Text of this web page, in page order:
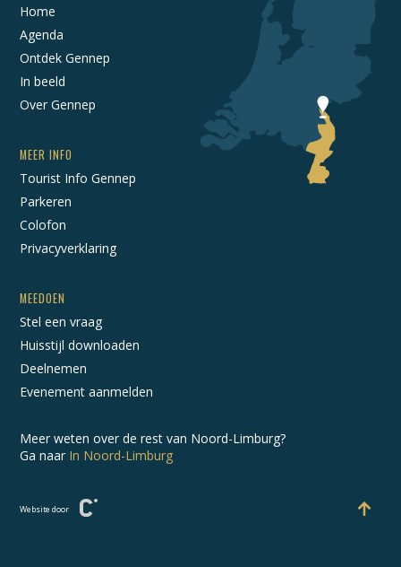
Home
Agenda
Ontdek Gennep
In beeld
Over Gennep
MEER INFO
Tourist Info Gennep
Parkeren
Colofon
Privacyverklaring
MEEDOEN
Stel een vraag
Huisstijl downloaden
Deelnemen
Evenement aanmelden
Meer weten over de rest van Noord-Limburg?
Ga naar In Noord-Limburg
Website door